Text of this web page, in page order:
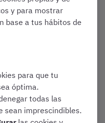
y para mostrar
base a tus hábitos de
para que tu
óptima.
todas las
sean imprescindibles.